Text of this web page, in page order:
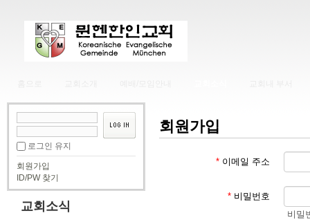
로그인 유지
회원가입
ID/PW 찾기
교회소식
회원가입
* 이메일 주소
* 비밀번호
비밀